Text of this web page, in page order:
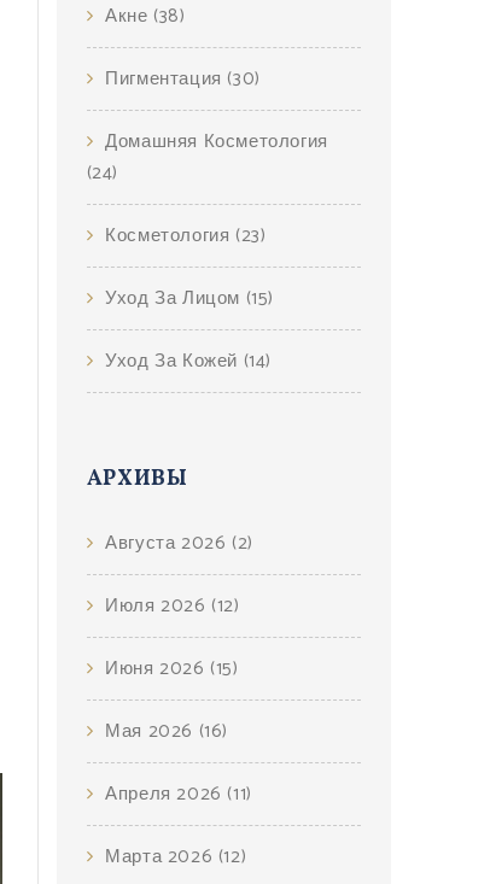
Акне (38)
Пигментация (30)
Домашняя Косметология
(24)
Косметология (23)
Уход За Лицом (15)
Уход За Кожей (14)
АРХИВЫ
Августа 2026 (2)
Июля 2026 (12)
Июня 2026 (15)
Мая 2026 (16)
Апреля 2026 (11)
Марта 2026 (12)